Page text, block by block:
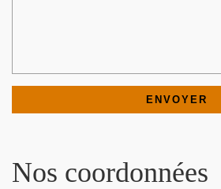
Nos coordonnées